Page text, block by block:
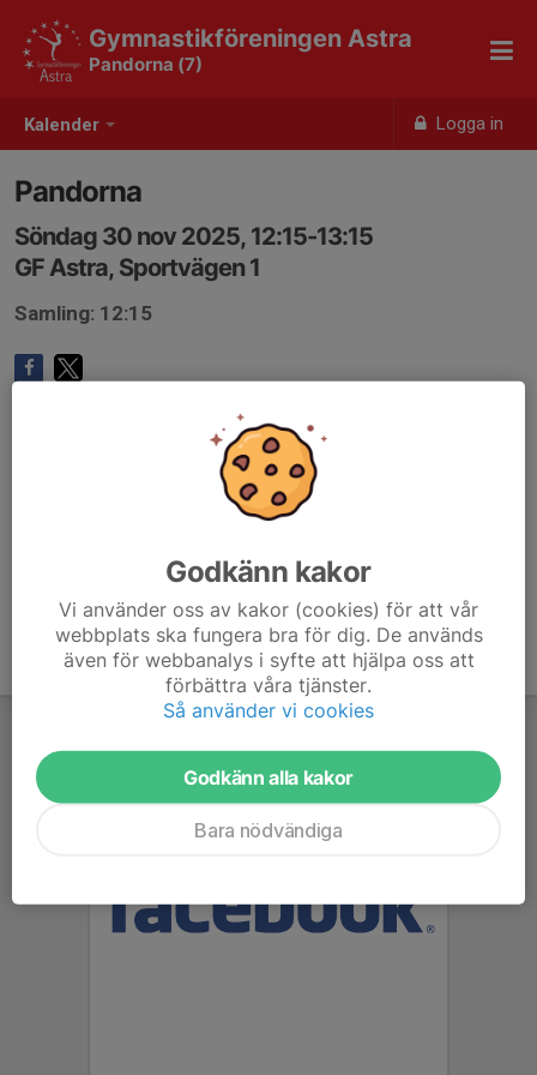
Kalender Logga in
Gymnastikföreningen Astra
Pandorna (7)
Pandorna
Söndag 30 nov 2025, 12:15-13:15
GF Astra, Sportvägen 1
Samling: 12:15
Godkänn kakor
Vi använder oss av kakor (cookies) för att vår
webbplats ska fungera bra för dig. De används
även för webbanalys i syfte att hjälpa oss att
förbättra våra tjänster.
Så använder vi cookies
Godkänn alla kakor
Bara nödvändiga